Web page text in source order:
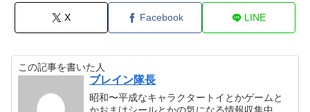
X Facebook LINE
この記事を書いた人
ブレイン隊長
昭和〜平成なキャラクタートイとかゲームと